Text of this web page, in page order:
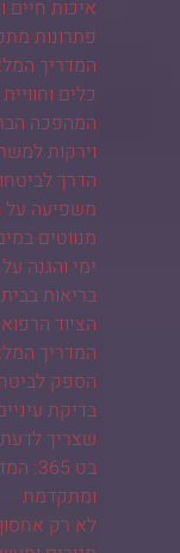
איכות חיים
פתרונות
כלים
המהפכה
וירקות
הדרך
משפיעה על
מנווטים
ימי והגנה
בריאות
הציוד
המדריך
הספק
בדיקת
שצריך
בט
ומתקדמת
לא רק